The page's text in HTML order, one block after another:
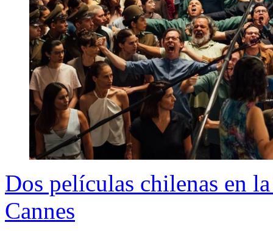
Dos películas chilenas en
Cannes